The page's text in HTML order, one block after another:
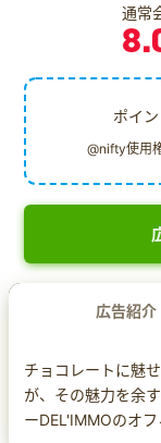
通常
ポイ
@nifty使用
広告紹介
チョコレートに魅
が、その魅力を余
ーDEL'IMMOのオ